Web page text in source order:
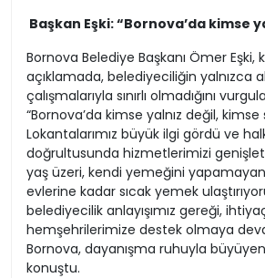
Başkan Eşki: “Bornova’da kimse
Bornova Belediye Başkanı Ömer Eşki,
açıklamada, belediyeciliğin yalnızca
çalışmalarıyla sınırlı olmadığını
“Bornova’da kimse yalnız değil,
Lokantalarımız büyük ilgi gördü ve
doğrultusunda hizmetlerimizi
yaş üzeri, kendi yemeğini
evlerine kadar sıcak yemek
belediyecilik anlayışımız gereği,
hemşehrilerimize destek olmaya
Bornova, dayanışma ruhuyla
konuştu.